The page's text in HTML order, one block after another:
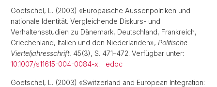
Goetschel, L. (2003) «Europäische Aussenpolitiken und
nationale Identität. Vergleichende Diskurs- und
Verhaltensstudien zu Dänemark, Deutschland, Frankreich,
Griechenland, Italien und den Niederlanden», Politische
Vierteljahresschrift, 45(3), S. 471–472. Verfügbar unter:
10.1007/s11615-004-0084-x. edoc
Goetschel, L. (2003) «Switzerland and European Integration: